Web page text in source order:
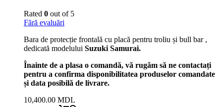
Rated 0 out of 5
Fără evaluări
Bara de protecție frontală cu placă pentru troliu și bull bar ,
dedicată modelului Suzuki Samurai.
Înainte de a plasa o comandă, vă rugăm să ne contactați
pentru a confirma disponibilitatea produselor comandate
și data posibilă de livrare.
10,400.00 MDL